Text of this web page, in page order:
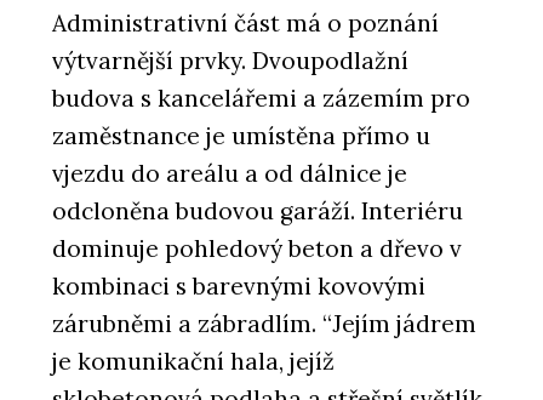
Administrativní část má o poznání
výtvarnější prvky. Dvoupodlažní
budova s kancelářemi a zázemím pro
zaměstnance je umístěna přímo u
vjezdu do areálu a od dálnice je
odcloněna budovou garáží. Interiéru
dominuje pohledový beton a dřevo v
kombinaci s barevnými kovovými
zárubněmi a zábradlím. “Jejím jádrem
je komunikační hala, jejíž